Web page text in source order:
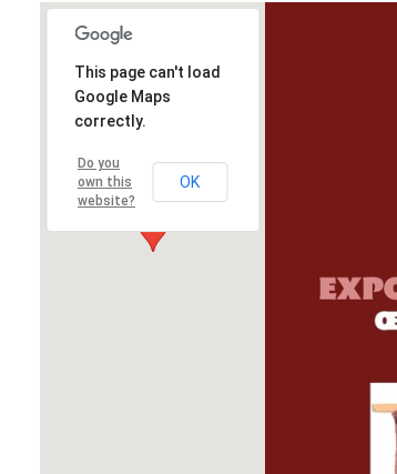
This page can't load
Google Maps
correctly.
Do you
own this
website?
OK